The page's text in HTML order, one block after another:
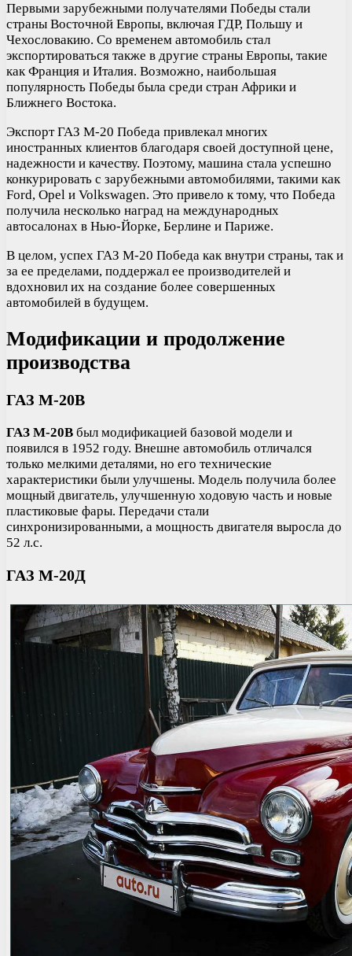
Первыми зарубежными получателями Победы стали
страны Восточной Европы, включая ГДР, Польшу и
Чехословакию. Со временем автомобиль стал
экспортироваться также в другие страны Европы, такие
как Франция и Италия. Возможно, наибольшая
популярность Победы была среди стран Африки и
Ближнего Востока.
Экспорт ГАЗ М-20 Победа привлекал многих
иностранных клиентов благодаря своей доступной цене,
надежности и качеству. Поэтому, машина стала успешно
конкурировать с зарубежными автомобилями, такими как
Ford, Opel и Volkswagen. Это привело к тому, что Победа
получила несколько наград на международных
автосалонах в Нью-Йорке, Берлине и Париже.
В целом, успех ГАЗ М-20 Победа как внутри страны, так и
за ее пределами, поддержал ее производителей и
вдохновил их на создание более совершенных
автомобилей в будущем.
Модификации и продолжение
производства
ГАЗ М-20В
ГАЗ М-20В был модификацией базовой модели и
появился в 1952 году. Внешне автомобиль отличался
только мелкими деталями, но его технические
характеристики были улучшены. Модель получила более
мощный двигатель, улучшенную ходовую часть и новые
пластиковые фары. Передачи стали
синхронизированными, а мощность двигателя выросла до
52 л.с.
ГАЗ М-20Д